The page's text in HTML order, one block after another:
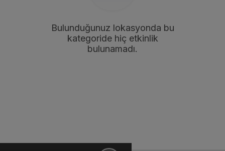
Bulunduğunuz lokasyonda bu
kategoride hiç etkinlik
bulunamadı.